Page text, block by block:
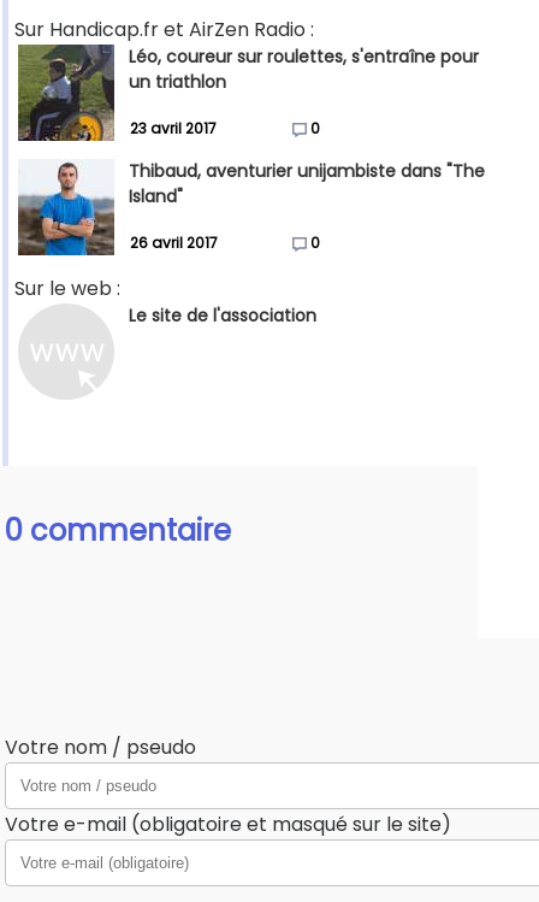
Sur Handicap.fr et AirZen Radio :
Léo, coureur sur roulettes, s'entraîne pour
un triathlon
23 avril 2017 0
Thibaud, aventurier unijambiste dans "The
Island"
26 avril 2017 0
Sur le web :
Le site de l'association
0 commentaire
Votre nom / pseudo
Votre e-mail (obligatoire et masqué sur le site)